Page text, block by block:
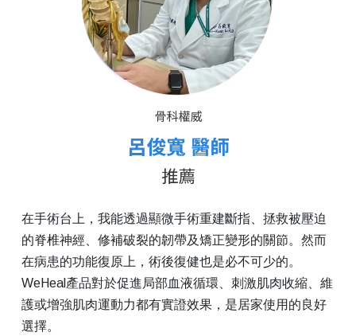
在手術台上，我能透過顯微手術重建斷指、拯救被壓迫
的脊椎神經、修補破裂的韌帶及矯正變形的關節。然而
在病患的功能復原上，術後復健也是必不可少的。
WeHeal產品對於促進局部血液循環、刺激肌肉收縮、維
護或增強肌肉運動力都有實證效果，是居家使用的良好
選擇。